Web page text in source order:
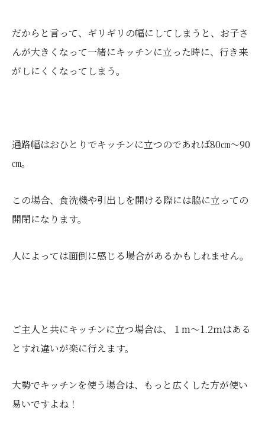
だからと言って、ギリギリの幅にしてしまうと、お子さ
んが大きくなって一緒にキッチンに立った時に、行き来
がしにくくなってしまう。
通路幅はおひとりでキッチンに立つのであれば80㎝～90
㎝。
この場合、食洗機や引出しを開ける際には脇に立っての
開閉になります。
人によっては面倒に感じる場合があるかもしれません。
ご主人と共にキッチンに立つ場合は、１m～1.2ｍはある
とすれ違いが楽に行えます。
大勢でキッチンを使う場合は、もっと広くした方が使い
易いですよね！